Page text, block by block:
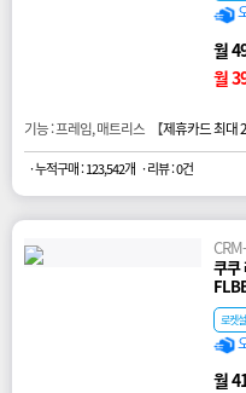
월
월
기능 : 프레임, 매트리스 【제휴카드 최대
· 누적구매 : 123,542개 · 리뷰 : 0건
쿠쿠
로켓
월